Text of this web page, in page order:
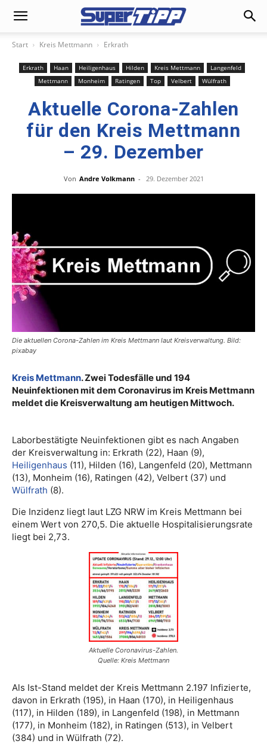
Start Kreis Mettmann Erkrath
Erkrath Haan Heiligenhaus Hilden Kreis Mettmann
Langenfeld
Mettmann
Monheim Ratingen Top Velbert Wülfrath
Aktuelle Corona-Zahlen
für den Kreis Mettmann
– 29. Dezember
Von Andre Volkmann - 29. Dezember 2021
Die aktuellen Corona-Zahlen im Kreis Mettmann laut Kreisverwaltung. Bild:
pixabay
Kreis Mettmann. Zwei Todesfälle und 194
Neuinfektionen mit dem Coronavirus im Kreis Mettmann
meldet die Kreisverwaltung am heutigen Mittwoch.
Laborbestätigte Neuinfektionen gibt es nach Angaben
der Kreisverwaltung in: Erkrath (22), Haan (9),
Heiligenhaus (11), Hilden (16), Langenfeld (20), Mettmann
(13), Monheim (16), Ratingen (42), Velbert (37) und
Wülfrath (8).
Die Inzidenz liegt laut LZG NRW im Kreis Mettmann bei
einem Wert von 270,5. Die aktuelle Hospitalisierungsrate
liegt bei 2,73.
Aktuelle Coronavirus-Zahlen.
Quelle: Kreis Mettmann
Als Ist-Stand meldet der Kreis Mettmann 2.197 Infizierte,
davon in Erkrath (195), in Haan (170), in Heiligenhaus
(117), in Hilden (189), in Langenfeld (198), in Mettmann
(177), in Monheim (182), in Ratingen (513), in Velbert
(384) und in Wülfrath (72).